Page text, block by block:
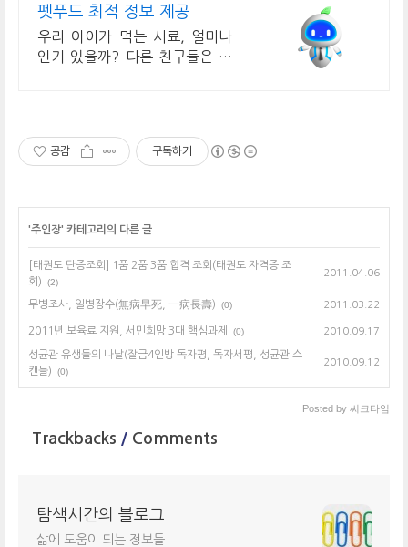
펫푸드 최적 정보 제공
우리 아이가 먹는 사료, 얼마나
인기 있을까? 다른 친구들은 먹
공감 구독하기
'주인장' 카테고리의 다른 글
[태권도 단증조회] 1품 2품 3품 합격 조회(태권도 자격증 조
회)
(2)
2011.04.06
무병조사, 일병장수(無病早死, 一病長壽) (0) 2011.03.22
2011년 보육료 지원, 서민희망 3대 핵심과제 (0) 2010.09.17
성균관 유생들의 나날(잘금4인방 독자평, 독자서평, 성균관 스
캔들)
(0)
2010.09.12
Posted by 씨크타임
Trackbacks / Comments
탐색시간의 블로그
삶에 도움이 되는 정보들